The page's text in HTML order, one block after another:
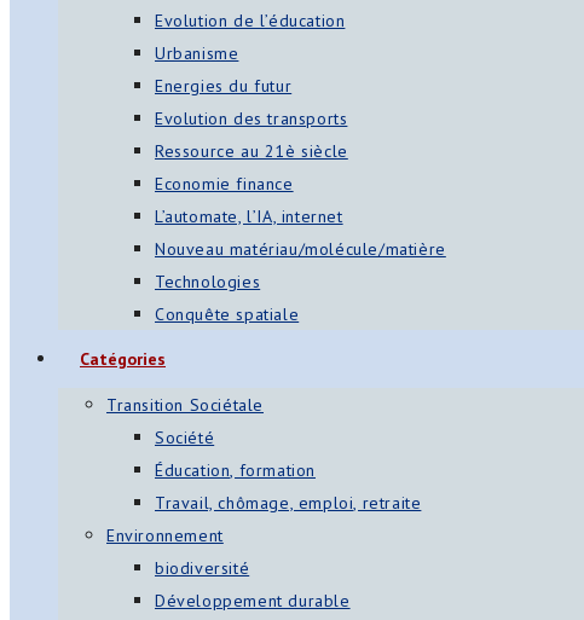
Evolution de l’éducation
Urbanisme
Energies du futur
Evolution des transports
Ressource au 21è siècle
Economie finance
L’automate, l’IA, internet
Nouveau matériau/molécule/matière
Technologies
Conquête spatiale
Catégories
Transition Sociétale
Société
Éducation, formation
Travail, chômage, emploi, retraite
Environnement
biodiversité
Développement durable